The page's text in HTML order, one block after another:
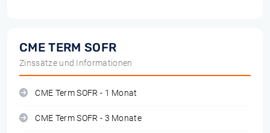
CME TERM SOFR
Zinssätze und Informationen
CME Term SOFR - 1 Monat
CME Term SOFR - 3 Monate